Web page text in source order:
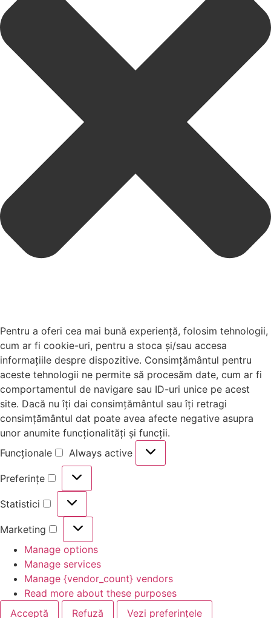
Pentru a oferi cea mai bună experiență, folosim tehnologii,
cum ar fi cookie-uri, pentru a stoca și/sau accesa
informațiile despre dispozitive. Consimțământul pentru
aceste tehnologii ne permite să procesăm date, cum ar fi
comportamentul de navigare sau ID-uri unice pe acest
site. Dacă nu îți dai consimțământul sau îți retragi
consimțământul dat poate avea afecte negative asupra
unor anumite funcționalități și funcții.
Funcționale
Always active
Preferințe
Statistici
Marketing
Manage options
Manage services
Manage {vendor_count} vendors
Read more about these purposes
Acceptă
Refuză Vezi preferințele